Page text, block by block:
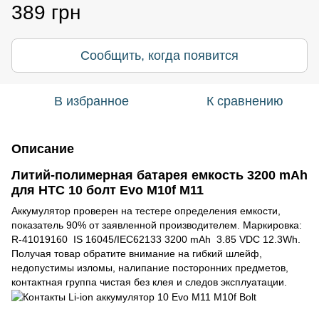
389 грн
Сообщить, когда появится
В избранное К сравнению
Описание
Литий-полимерная батарея емкость 3200 mAh
для HTC 10 болт Evo M10f M11
Аккумулятор проверен на тестере определения емкости,
показатель 90% от заявленной производителем. Маркировка:
R-41019160 IS 16045/IEC62133 3200 mAh 3.85 VDC 12.3Wh.
Получая товар обратите внимание на гибкий шлейф,
недопустимы изломы, налипание посторонних предметов,
контактная группа чистая без клея и следов эксплуатации.